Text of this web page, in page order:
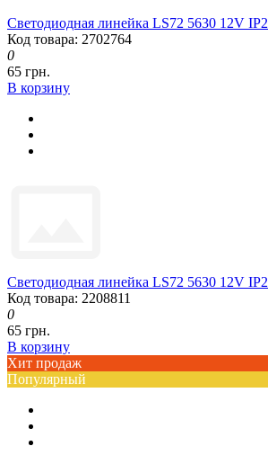
Светодиодная линейка LS72 5630 12V
Код товара: 2702764
0
65 грн.
В корзину
Светодиодная линейка LS72 5630 12V
Код товара: 2208811
0
65 грн.
В корзину
Хит продаж
Популярный